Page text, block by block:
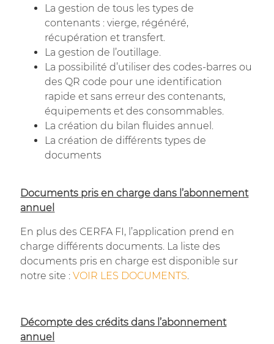
La gestion de tous les types de
contenants : vierge, régénéré,
récupération et transfert.
La gestion de l’outillage.
La possibilité d’utiliser des codes-barres ou
des QR code pour une identification
rapide et sans erreur des contenants,
équipements et des consommables.
La création du bilan fluides annuel.
La création de différents types de
documents
Documents pris en charge dans l’abonnement
annuel
En plus des CERFA FI, l’application prend en
charge différents documents. La liste des
documents pris en charge est disponible sur
notre site :VOIR LES DOCUMENTS
Décompte des crédits dans l’abonnement
annuel